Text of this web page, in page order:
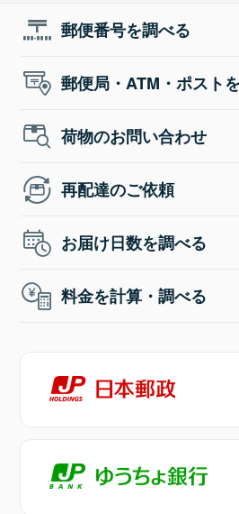
郵便番号を調べる
郵便局・ATM・ポスト
荷物のお問い合わせ
再配達のご依頼
お届け日数を調べる
料金を計算・調べる